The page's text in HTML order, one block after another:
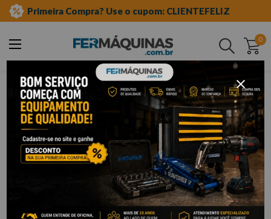
Primeira Compra? Use o cupom: CLIENTEFELIZ
0
Buscar
ferramentas manuais chave allen longa
Chave Allen Longa 6 mm - 42L6
GEDORE